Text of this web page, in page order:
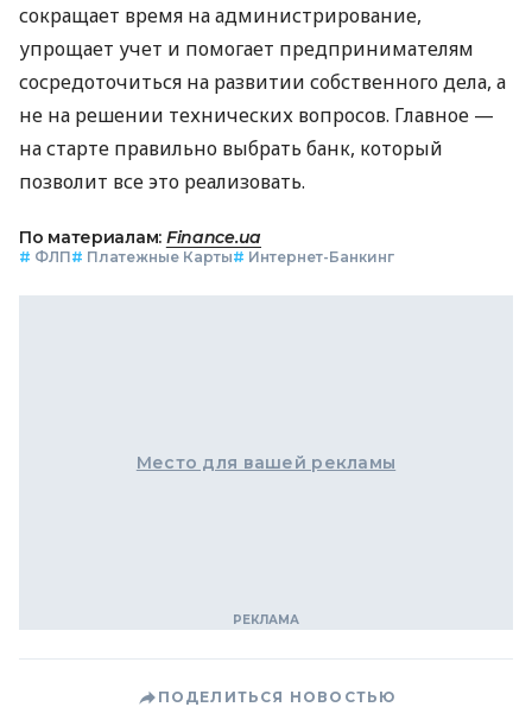
сокращает время на администрирование,
упрощает учет и помогает предпринимателям
сосредоточиться на развитии собственного дела, а
не на решении технических вопросов. Главное —
на старте правильно выбрать банк, который
позволит все это реализовать.
По материалам: Finance.ua
# ФЛП# Платежные Карты# Интернет-Банкинг
Место для вашей рекламы
ПОДЕЛИТЬСЯ НОВОСТЬЮ